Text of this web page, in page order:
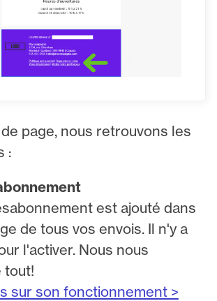
page, nous retrouvons les
:
est ajouté dans
de tous vos envois. Il n'y a
l'activer. Nous nous
tout!
sur son fonctionnement >